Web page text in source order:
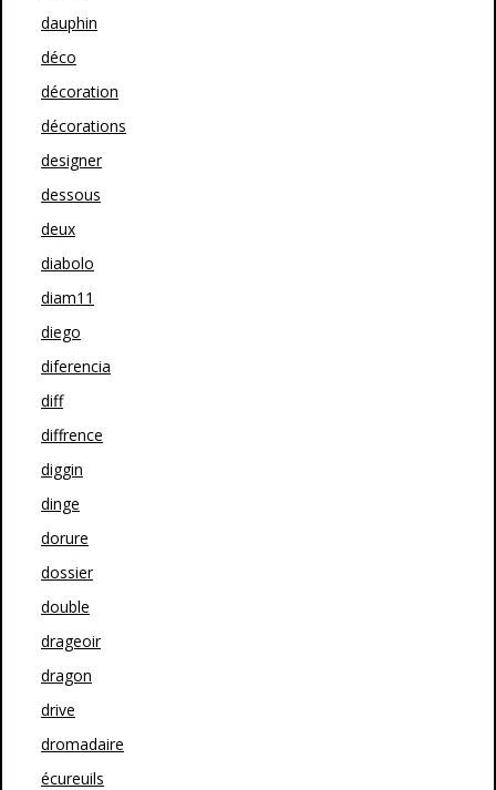
dauphin
déco
décoration
décorations
designer
dessous
deux
diabolo
diam11
diego
diferencia
diff
diffrence
diggin
dinge
dorure
dossier
double
drageoir
dragon
drive
dromadaire
écureuils